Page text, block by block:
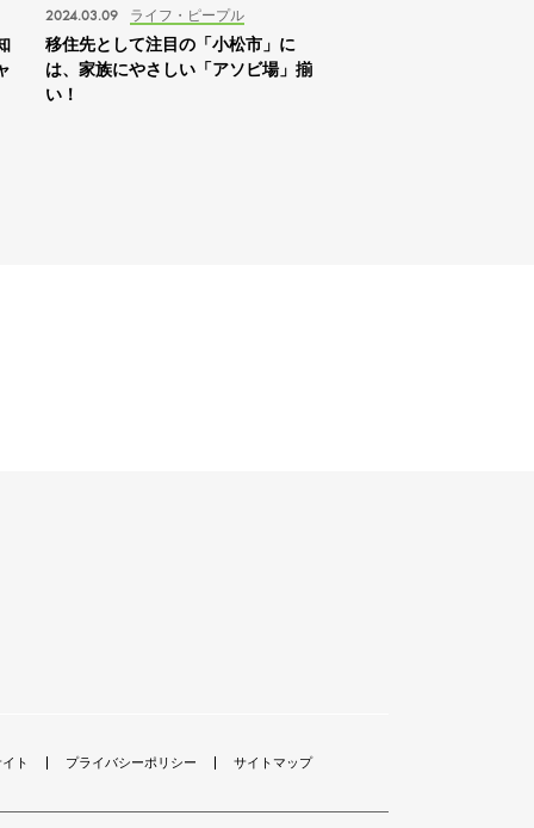
ライフ・ピープル
2024.03.09
移住先として注目の「小松市」に
は、家族にやさしい「アソビ場」揃
い！
ト プライバシーポリシー サイトマップ